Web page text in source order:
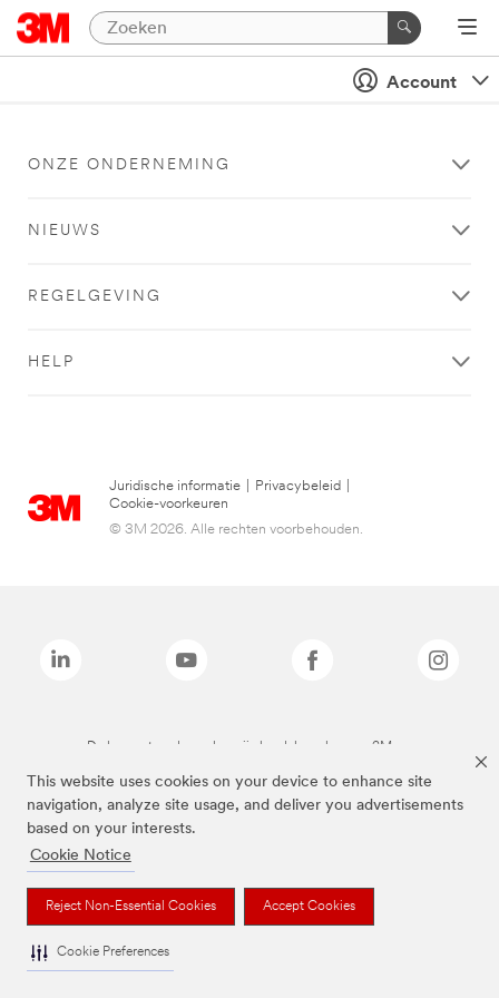
This website uses cookies on your device to enhance site
navigation, analyze site usage, and deliver you advertisements
based on your interests.
Cookie Notice
Reject Non-Essential Cookies Accept Cookies
Cookie Preferences
Account
ONZE ONDERNEMING
NIEUWS
REGELGEVING
HELP
Juridische informatie Privacybeleid
Cookie-voorkeuren
© 3M 2026. Alle rechten voorbehouden.
De bovenstaande merken zijn handelsmerken van 3M.we